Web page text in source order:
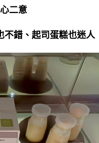
二意
不錯、起司蛋糕也迷人